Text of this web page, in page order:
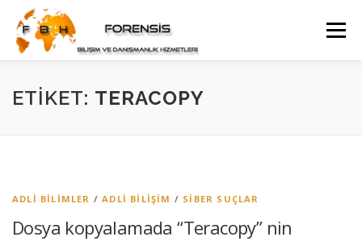
İçeriğe
Menü
WEB YÖNETIMI DANIŞMANLIĞI
ETIKET: TERACOPY
ADLI BILIMLER /ADLI BILIŞIM / SIBER SUÇLAR
Dosya kopyalamada “Teracopy” nin